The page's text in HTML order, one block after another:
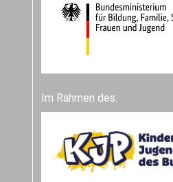
Im Rahmen des: